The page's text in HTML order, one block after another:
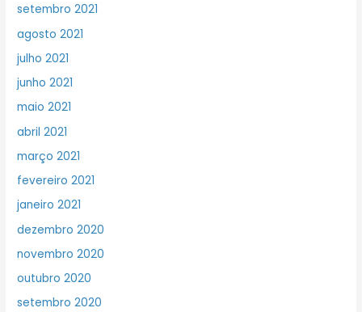
setembro 2021
agosto 2021
julho 2021
junho 2021
maio 2021
abril 2021
março 2021
fevereiro 2021
janeiro 2021
dezembro 2020
novembro 2020
outubro 2020
setembro 2020